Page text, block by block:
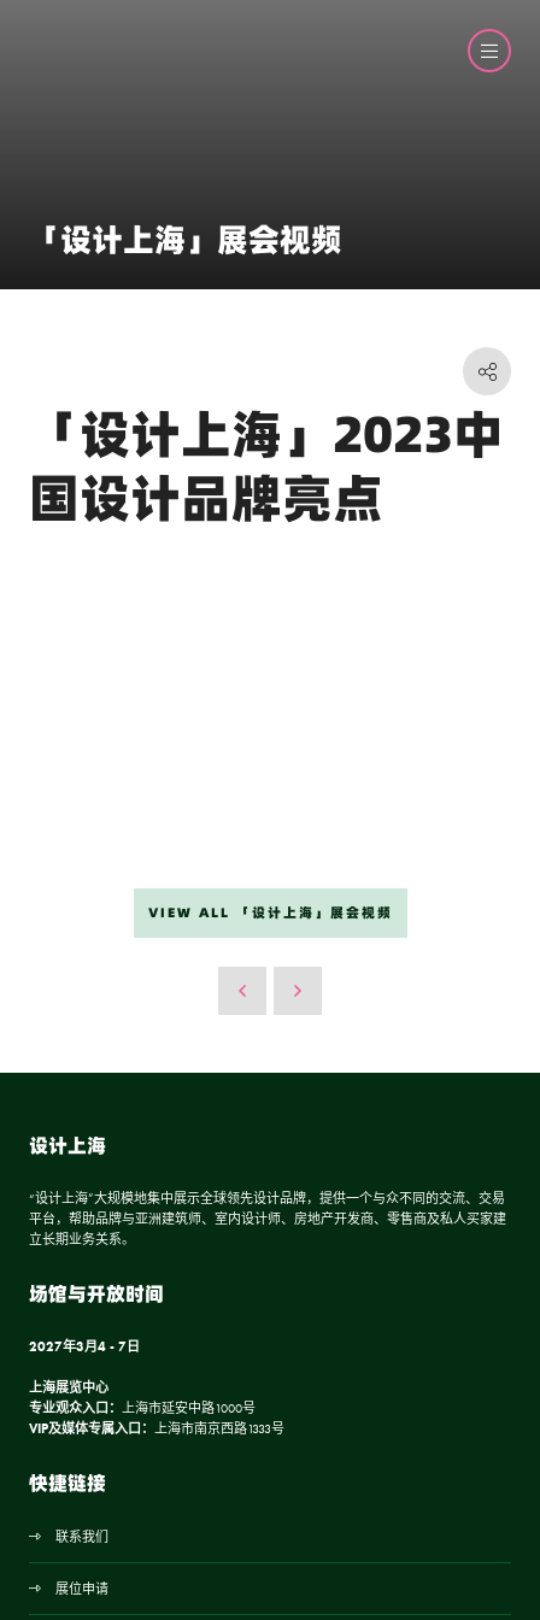
「设计上海」展会视频
「设计上海」2023中
国设计品牌亮点
VIEW ALL 「设计上海」展会视频
设计上海
“设计上海”大规模地集中展示全球领先设计品牌，提供一个与众不同的交流、交易
平台，帮助品牌与亚洲建筑师、室内设计师、房地产开发商、零售商及私人买家建
立长期业务关系。
场馆与开放时间
2027年3月4 - 7日
上海展览中心
专业观众入口： 上海市延安中路1000号
VIP及媒体专属入口： 上海市南京西路1333号
快捷链接
联系我们
展位申请